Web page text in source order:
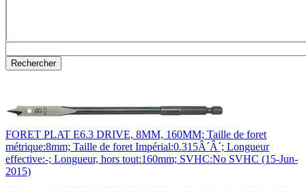
FORET PLAT E6.3 DRIVE, 8MM, 160MM; Taille de foret
métrique:8mm; Taille de foret Impérial:0.315Â´Â´; Longueur
effective:-; Longueur, hors tout:160mm; SVHC:No SVHC (15-Jun-
2015)